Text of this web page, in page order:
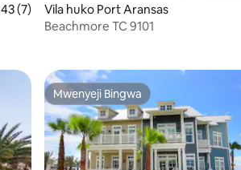
wa wastani wa 4.43 kati ya 5, tathmini 7
(7)
Vila huko Port Aransas
Beachmore TC 9101
Mwenyeji Bingwa
Mwenyeji Bingwa